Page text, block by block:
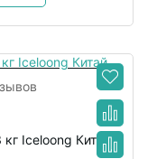
Iceloong Китай